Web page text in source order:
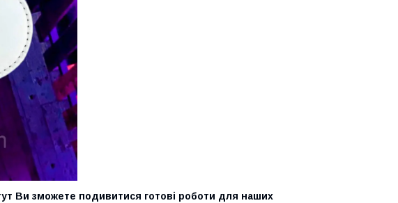
Ви зможете подивитися готові роботи для наших